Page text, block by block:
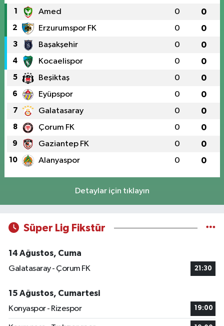
1 Amed 0 0
2 Erzurumspor FK 0 0
3 Başakşehir 0 0
4 Kocaelispor 0 0
5 Beşiktaş 0 0
6 Eyüpspor 0 0
7 Galatasaray 0 0
8 Çorum FK 0 0
9 Gaziantep FK 0 0
10 Alanyaspor 0 0
Detaylar için tıklayın
Süper Lig Fikstür
14 Ağustos, Cuma
Galatasaray - Çorum FK
21:30
15 Ağustos, Cumartesi
Konyaspor - Rizespor
19:00